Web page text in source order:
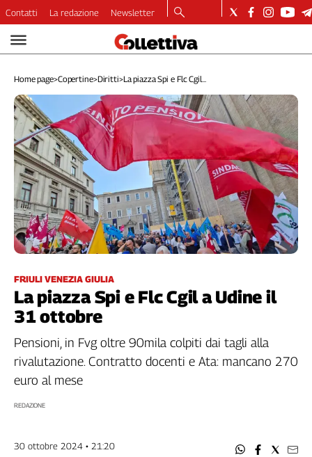
Video
Dirette
Longform
Copertine
Economia
Lavoro
Ambiente
Diritti
Welfare
Italia
Internazionale
Categorie
Filcams
Filctem
Fillea
Fisac
Flc
Contatti La redazione Newsletter
Home page>Copertine>Diritti>La piazza Spi e Flc Cgil...
FRIULI VENEZIA GIULIA
La piazza Spi e Flc Cgil a Udine il
31 ottobre
Pensioni, in Fvg oltre 90mila colpiti dai tagli alla
rivalutazione. Contratto docenti e Ata: mancano 270
euro al mese
REDAZIONE
30 ottobre 2024 • 21:20